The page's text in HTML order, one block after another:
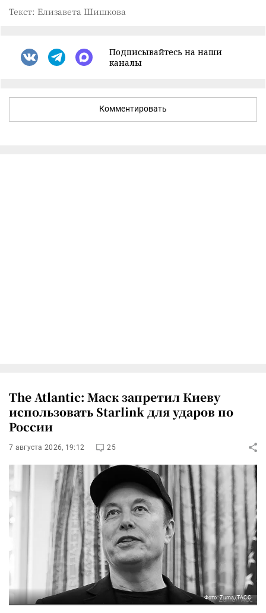
Текст: Елизавета Шишкова
Подписывайтесь на наши
каналы
Комментировать
The Atlantic: Маск запретил Киеву
использовать Starlink для ударов по
России
7 августа 2026, 19:12 25
Фото: Zuma/ТАСС